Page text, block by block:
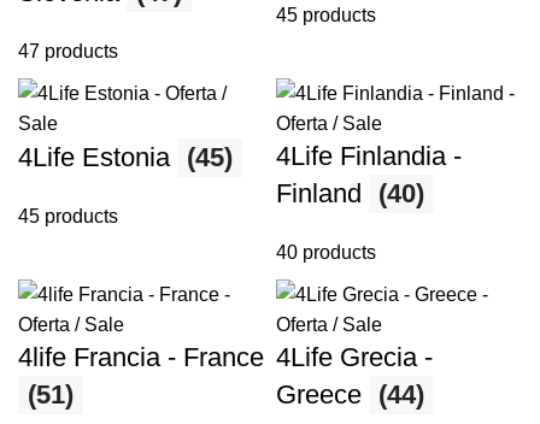
47 products
45 products
4Life Estonia (45)
45 products
4Life Finlandia -
Finland
(40)
40 products
4life Francia - France
(51)
4Life Grecia -
Greece (44)